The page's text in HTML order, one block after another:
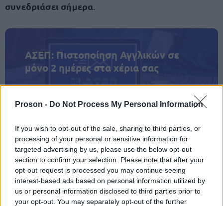
Proson - Do Not Process My Personal Information
If you wish to opt-out of the sale, sharing to third parties, or
processing of your personal or sensitive information for
targeted advertising by us, please use the below opt-out
section to confirm your selection. Please note that after your
opt-out request is processed you may continue seeing
interest-based ads based on personal information utilized by
us or personal information disclosed to third parties prior to
your opt-out. You may separately opt-out of the further
συνεδριάσει σήμερα
ΑΣΕΠ: Πιστοποίηση Αγγλικών σε
μόνο 2 ημέρες στα χέρια σας
ΑΣΕΠ: Εξ αποστάσεως η πιο Εύκολη
Πιστοποίηση Υπολογιστών σε 2
μέρες